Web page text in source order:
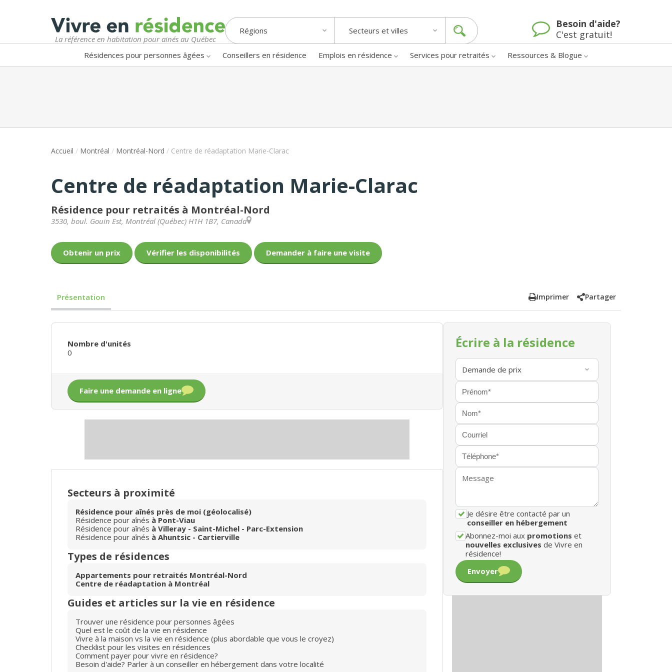
La référence en habitation pour ainés au Québec
Régions Secteurs et villes
Besoin d'aide?
C'est gratuit!
Résidences pour personnes âgées Conseillers en résidence Emplois en résidence Services pour retraités Ressources & Blogue
Accueil / Montréal / Montréal-Nord / Centre de réadaptation Marie-Clarac
Centre de réadaptation Marie-Clarac
Résidence pour retraités à Montréal-Nord
3530, boul. Gouin Est, Montréal (Québec) H1H 1B7, Canada
Obtenir un prix Vérifier les disponibilités Demander à faire une visite
Présentation Imprimer Partager
Nombre d'unités
0
Faire une demande en ligne
Secteurs à proximité
Résidence pour aînés près de moi (géolocalisé)
Résidence pour aînés à Pont-Viau
Résidence pour aînés à Villeray - Saint-Michel - Parc-Extension
Résidence pour aînés à Ahuntsic - Cartierville
Types de résidences
Appartements pour retraités Montréal-Nord
Centre de réadaptation à Montréal
Guides et articles sur la vie en résidence
Trouver une résidence pour personnes âgées
Quel est le coût de la vie en résidence
Vivre à la maison vs la vie en résidence (plus abordable que vous le croyez)
Checklist pour les visites en résidences
Comment payer pour vivre en résidence?
Besoin d'aide? Parler à un conseiller en hébergement dans votre localité
Écrire à la résidence
Je désire être contacté par un
conseiller en hébergement
Abonnez-moi aux promotions et
nouvelles exclusives de Vivre en
résidence!
Envoyer